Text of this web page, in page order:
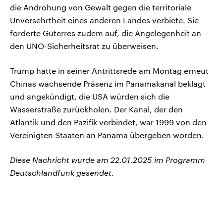
die Androhung von Gewalt gegen die territoriale
Unversehrtheit eines anderen Landes verbiete. Sie
forderte Guterres zudem auf, die Angelegenheit an
den UNO-Sicherheitsrat zu überweisen.
Trump hatte in seiner Antrittsrede am Montag erneut
Chinas wachsende Präsenz im Panamakanal beklagt
und angekündigt, die USA würden sich die
Wasserstraße zurückholen. Der Kanal, der den
Atlantik und den Pazifik verbindet, war 1999 von den
Vereinigten Staaten an Panama übergeben worden.
Diese Nachricht wurde am 22.01.2025 im Programm
Deutschlandfunk gesendet.